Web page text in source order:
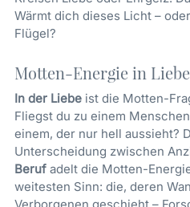
Wärmt dich dieses Licht –
Flügel?
Motten-Energie in
In der Liebe ist die Motten-
Fliegst du zu einem
einem, der nur hell aussieht?
Unterscheidung zwischen
Beruf adelt die Motten-
weitesten Sinn: die, deren